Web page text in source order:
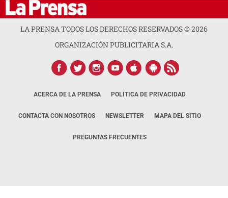
LA PRENSA TODOS LOS DERECHOS RESERVADOS ©2026
ORGANIZACIÓN PUBLICITARIA S.A.
ACERCA DE LA PRENSA POLÍTICA DE PRIVACIDAD
CONTACTA CON NOSOTROS NEWSLETTER MAPA DEL SITIO
PREGUNTAS FRECUENTES